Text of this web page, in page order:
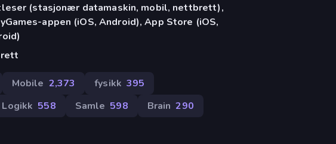
(stasjonær datamaskin, mobil, nettbrett),
appen (iOS, Android), App Store (iOS,
Mobile 2,373 fysikk 395
Logikk 558 Samle 598 Brain 290